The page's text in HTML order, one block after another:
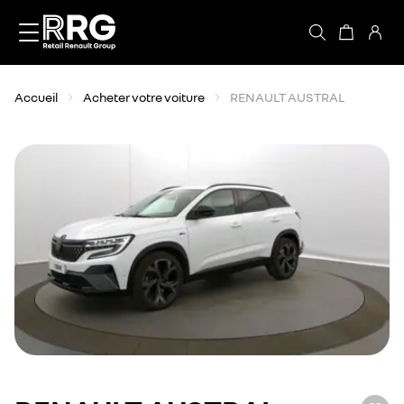
Accueil Acheter votre voiture RENAULT AUSTRAL